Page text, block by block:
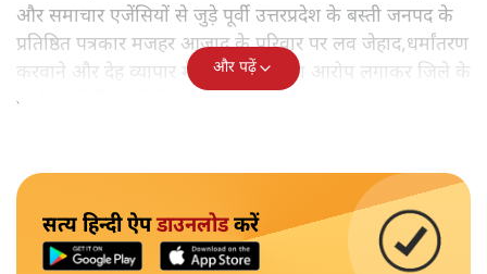
और समाचार एजेंसियों से जुड़े पूर्वी उत्तरप्रदेश के बस्ती जनपद के
प्रतिष्ठित पत्रकार मजहर आजाद के परिवार पर लव जेहाद,धर्मांतरण
करवाने और देह व्यापार में शामिल होने का आरोप लगाकर जिले के
माहौल को बिगाड़ने की कोशिश का।
और पढ़ें
सत्य हिन्दी ऐपडाउनलोडकरें